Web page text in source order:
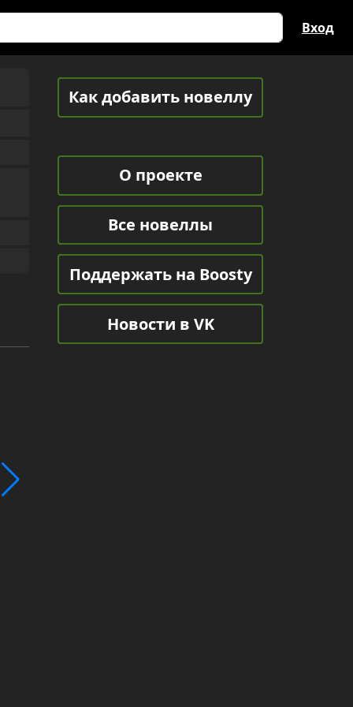
Вход
Как добавить новеллу
О проекте
Все новеллы
Поддержать на Boosty
Новости в VK